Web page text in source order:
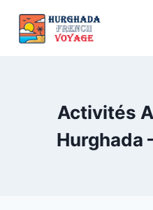
contenu
Activités
Hurghada